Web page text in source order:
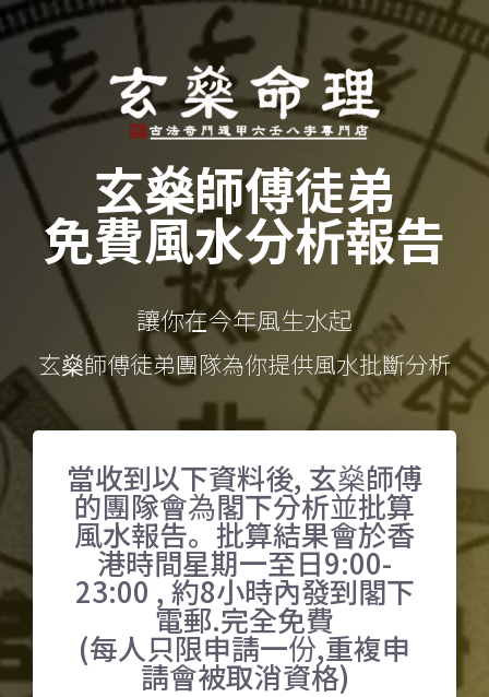
玄燊師傅徒弟
免費風水分析報告
讓你在今年風生水起
玄燊師傅徒弟團隊為你提供風水批斷分析
當收到以下資料後, 玄燊師傅
的團隊會為閣下分析並批算
風水報告。批算結果會於香
港時間星期一至日9:00-
23:00 , 約8小時內發到閣下
電郵.完全免費
(每人只限申請一份,重複申
請會被取消資格)